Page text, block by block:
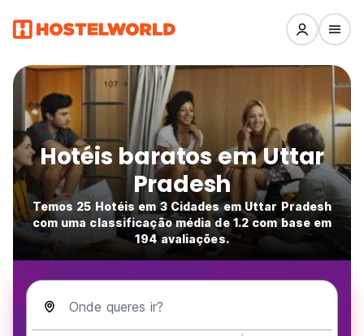
Hotéis baratos em Uttar
Pradesh
Temos 25 Hotéis em 3 Cidades em Uttar Pradesh
com uma classificação média de 1.2 com base em
194 avaliações.
Onde queres ir?